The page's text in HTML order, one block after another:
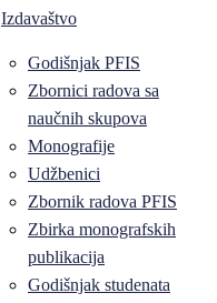
Izdavaštvo
Godišnjak PFIS
Zbornici radova sa
naučnih skupova
Monografije
Udžbenici
Zbornik radova PFIS
Zbirka monografskih
publikacija
Godišnjak studenata